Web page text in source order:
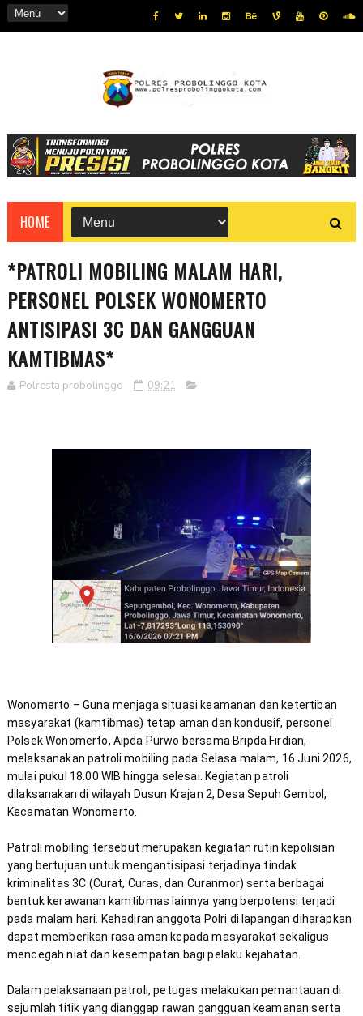
HOME
*PATROLI MOBILING MALAM HARI,
PERSONEL POLSEK WONOMERTO
ANTISIPASI 3C DAN GANGGUAN
KAMTIBMAS*
Polresta probolinggo 09:21
Wonomerto – Guna menjaga situasi keamanan dan ketertiban
masyarakat (kamtibmas) tetap aman dan kondusif, personel
Polsek Wonomerto, Aipda Purwo bersama Bripda Firdian,
melaksanakan patroli mobiling pada Selasa malam, 16 Juni 2026,
mulai pukul 18.00 WIB hingga selesai. Kegiatan patroli
dilaksanakan di wilayah Dusun Krajan 2, Desa Sepuh Gembol,
Patroli mobiling tersebut merupakan kegiatan rutin kepolisian
yang bertujuan untuk mengantisipasi terjadinya tindak
kriminalitas 3C (Curat, Curas, dan Curanmor) serta berbagai
bentuk kerawanan kamtibmas lainnya yang berpotensi terjadi
pada malam hari. Kehadiran anggota Polri di lapangan diharapkan
dapat memberikan rasa aman kepada masyarakat sekaligus
Dalam pelaksanaan patroli, petugas melakukan pemantauan di
sejumlah titik yang dianggap rawan gangguan keamanan serta